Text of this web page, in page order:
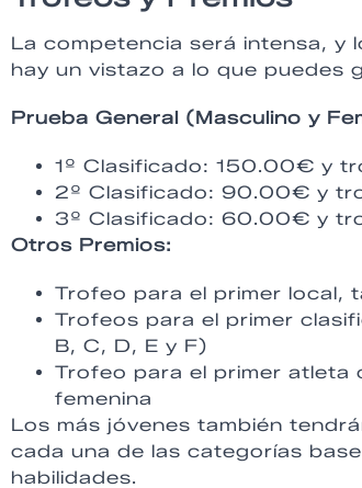
La competencia será intensa, y
hay un vistazo a lo que puedes
Prueba General (Masculino y
1º Clasificado: 150.00€ y
2º Clasificado: 90.00€ y
3º Clasificado: 60.00€ y
Otros Premios:
Trofeo para el primer local,
Trofeos para el primer
B, C, D, E y F)
Trofeo para el primer atleta
femenina
Los más jóvenes también
cada una de las categorías
habilidades.